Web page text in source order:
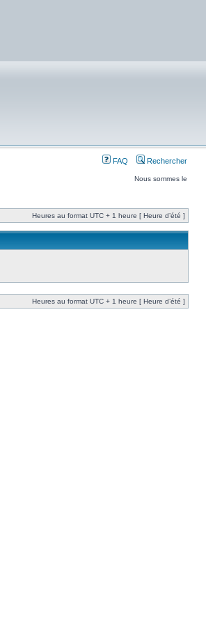
FAQ Rechercher
Nous sommes le
Heures au format UTC + 1 heure [ Heure d’été ]
Heures au format UTC + 1 heure [ Heure d’été ]